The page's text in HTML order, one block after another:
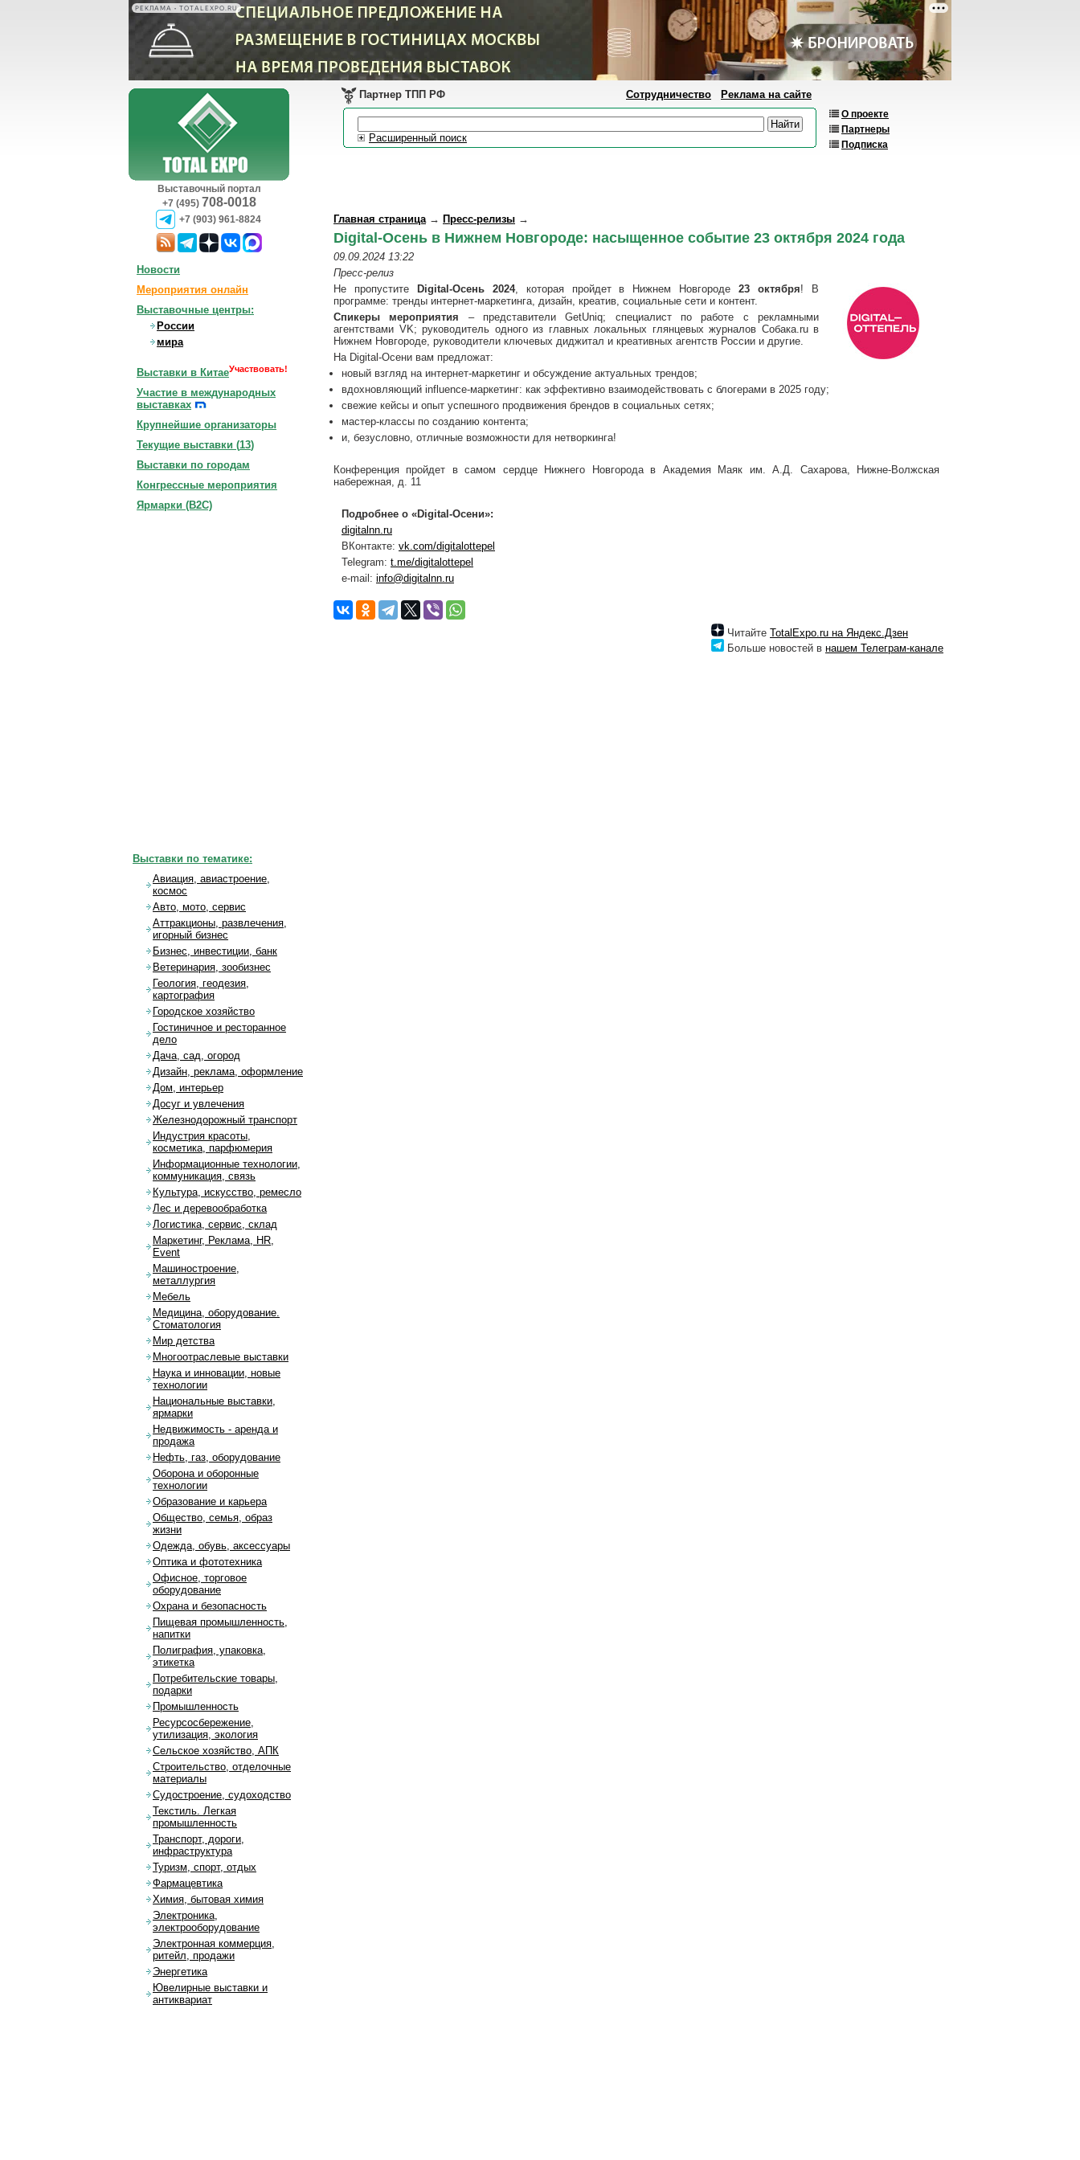
РЕКЛАМА • TOTALEXPO.RU
Выставочный портал
+7 (495) 708-0018
+7 (903) 961-8824
О проекте
Партнеры
Подписка
Партнер ТПП РФ Сотрудничество Реклама на сайте
Расширенный поиск
Главная страница→ Пресс-релизы →
Digital-Осень в Нижнем Новгороде: насыщенное событие 23 октября 2024 года
09.09.2024 13:22
Пресс-релиз
Не пропустите
Digital-Осень 2024, которая пройдет в Нижнем Новгороде23 октября! В
программе: тренды интернет-маркетинга, дизайн, креатив, социальные сети и контент.
Спикеры мероприятия – представители GetUniq; специалист по работе с рекламными
агентствами VK; руководитель одного из главных локальных глянцевых журналов Собака.ru в
Нижнем Новгороде, руководители ключевых диджитал и креативных агентств России и другие.
На Digital-Осени вам предложат:
новый взгляд на интернет-маркетинг и обсуждение актуальных трендов;
вдохновляющий influence-маркетинг: как эффективно взаимодействовать с блогерами в 2025 году;
свежие кейсы и опыт успешного продвижения брендов в социальных сетях;
мастер-классы по созданию контента;
и, безусловно, отличные возможности для нетворкинга!
Конференция пройдет в самом сердце Нижнего Новгорода в Академия Маяк им. А.Д. Сахарова, Нижне-Волжская
набережная, д. 11
Подробнее о «Digital-Осени»:
digitalnn.ru
ВКонтакте: vk.com/digitalottepel
Telegram: t.me/digitalottepel
e-mail: info@digitalnn.ru
Читайте TotalExpo.ru на Яндекс.Дзен
Больше новостей в нашем Телеграм-канале
Новости
Мероприятия онлайн
Выставочные центры:
России
мира
Выставки в КитаеУчаствовать!
Участие в международных
выставках
Крупнейшие организаторы
Текущие выставки (13)
Выставки по городам
Конгрессные мероприятия
Ярмарки (B2C)
Выставки по тематике:
Авиация, авиастроение,
космос
Авто, мото, сервис
Аттракционы, развлечения,
игорный бизнес
Бизнес, инвестиции, банк
Ветеринария, зообизнес
Геология, геодезия,
картография
Городское хозяйство
Гостиничное и ресторанное
дело
Дача, сад, огород
Дизайн, реклама, оформление
Дом, интерьер
Досуг и увлечения
Железнодорожный транспорт
Индустрия красоты,
косметика, парфюмерия
Информационные технологии,
коммуникация, связь
Культура, искусство, ремесло
Лес и деревообработка
Логистика, сервис, склад
Маркетинг, Реклама, HR,
Event
Машиностроение,
металлургия
Мебель
Медицина, оборудование.
Стоматология
Мир детства
Многоотраслевые выставки
Наука и инновации, новые
технологии
Национальные выставки,
ярмарки
Недвижимость - аренда и
продажа
Нефть, газ, оборудование
Оборона и оборонные
технологии
Образование и карьера
Общество, семья, образ
жизни
Одежда, обувь, аксессуары
Оптика и фототехника
Офисное, торговое
оборудование
Охрана и безопасность
Пищевая промышленность,
напитки
Полиграфия, упаковка,
этикетка
Потребительские товары,
подарки
Промышленность
Ресурсосбережение,
утилизация, экология
Сельское хозяйство, АПК
Строительство, отделочные
материалы
Судостроение, судоходство
Текстиль. Легкая
промышленность
Транспорт, дороги,
инфраструктура
Туризм, спорт, отдых
Фармацевтика
Химия, бытовая химия
Электроника,
электрооборудование
Электронная коммерция,
ритейл, продажи
Энергетика
Ювелирные выставки и
антиквариат